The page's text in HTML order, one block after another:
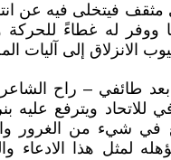
فيتخلى فيه عن
له غطاءً للحركة
الانزلاق إلى آليات
طائفي – راح الشاعر
ويترفع عليه
في شيء من الغرور
لمثل هذا الادعاء